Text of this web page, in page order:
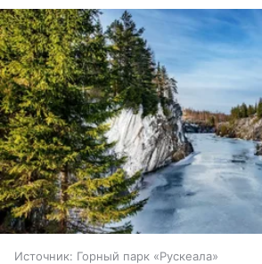
Источник: Горный парк «Рускеала»